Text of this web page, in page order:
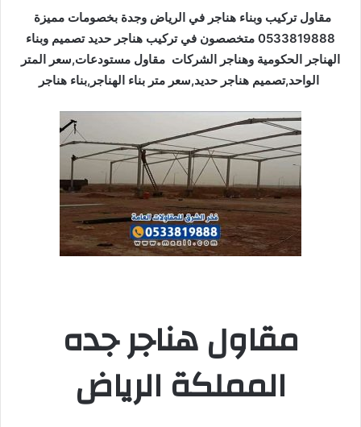
مقاول تركيب وبناء هناجر في الرياض وجدة بخصومات مميزة
0533819888 متخصصون في تركيب هناجر حديد تصميم وبناء
الهناجر الحكومية وهناجر الشركات مقاول مستودعات,سعر المتر
مقاول هناجر جده
المملكة الرياض